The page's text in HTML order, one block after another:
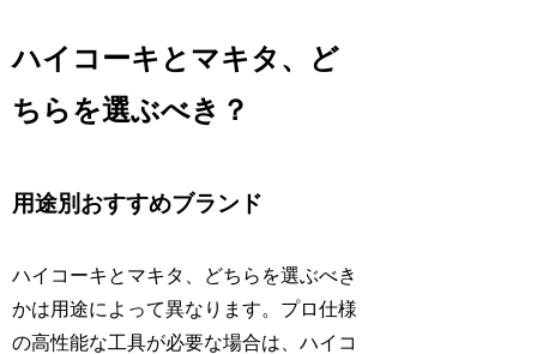
ハイコーキとマキタ、ど
ちらを選ぶべき？
用途別おすすめブランド
ハイコーキとマキタ、どちらを選ぶべき
かは用途によって異なります。プロ仕様
の高性能な工具が必要な場合は、ハイコ